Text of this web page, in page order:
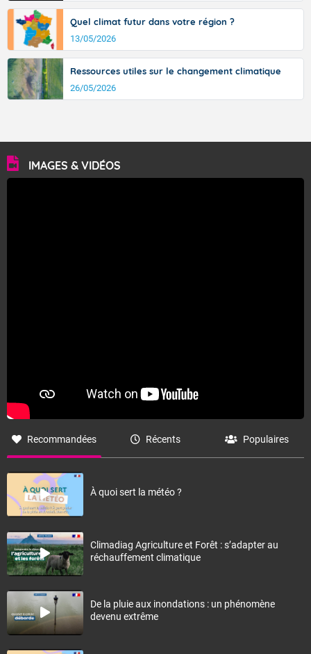
Quel climat futur dans votre région ?
13/05/2026
Ressources utiles sur le changement climatique
26/05/2026
IMAGES & VIDÉOS
Recommandées Récents Populaires
À quoi sert la météo ?
Climadiag Agriculture et Forêt : s’adapter au
réchauffement climatique
De la pluie aux inondations : un phénomène
devenu extrême